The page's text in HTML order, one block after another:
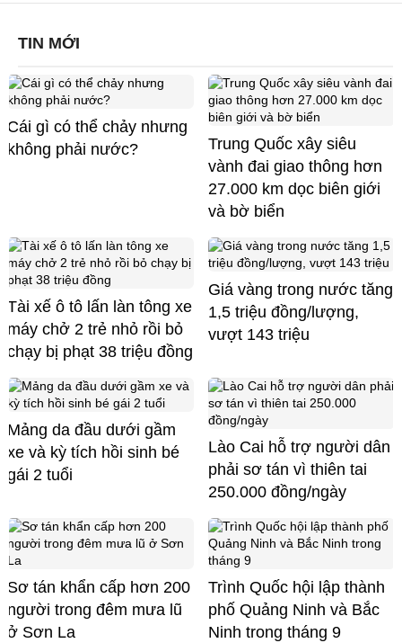
TIN MỚI
Cái gì có thể chảy nhưng
không phải nước?
Trung Quốc xây siêu
vành đai giao thông hơn
27.000 km dọc biên giới
và bờ biển
Tài xế ô tô lấn làn tông xe
máy chở 2 trẻ nhỏ rồi bỏ
chạy bị phạt 38 triệu đồng
Giá vàng trong nước tăng
1,5 triệu đồng/lượng,
vượt 143 triệu
Mảng da đầu dưới gầm
xe và kỳ tích hồi sinh bé
gái 2 tuổi
Lào Cai hỗ trợ người dân
phải sơ tán vì thiên tai
250.000 đồng/ngày
Sơ tán khẩn cấp hơn 200
người trong đêm mưa lũ
ở Sơn La
Trình Quốc hội lập thành
phố Quảng Ninh và Bắc
Ninh trong tháng 9